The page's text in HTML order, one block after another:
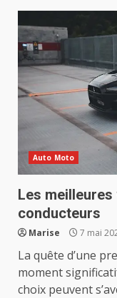
Auto Moto
Les
conducteurs
Marise 7 mai
La quête d’une
moment
choix peuvent